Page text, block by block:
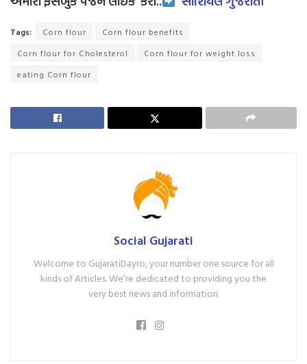
Tags: Corn flour
Corn flour benefits
Corn flour for Cholesterol
Corn flour for weight loss
eating Corn flour
Social Gujarati
Welcome to GujaratiDayro, your number one source for all
kinds of Articles. We’re dedicated to providing you the
very best news and information.